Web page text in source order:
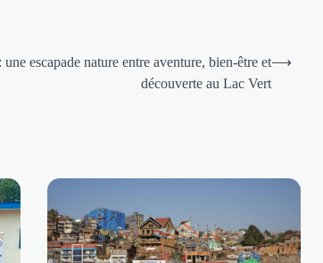
escapade nature entre aventure, bien-être et
découverte au Lac Vert
⟶